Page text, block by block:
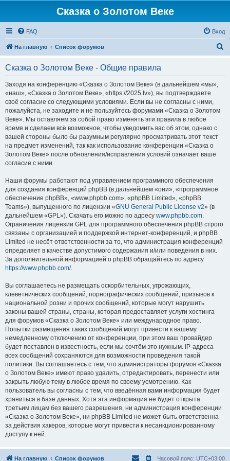
Сказка о Золотом Веке
FAQ Вход
На главную Список форумов
Сказка о Золотом Веке - Общие правила
Заходя на конференцию «Сказка о Золотом Веке» (в дальнейшем «мы»,
«наш», «Сказка о Золотом Веке», «https://2025.lv»), вы подтверждаете
своё согласие со следующими условиями. Если вы не согласны с ними,
пожалуйста, не заходите и не пользуйтесь форумами «Сказка о Золотом
Веке». Мы оставляем за собой право изменять эти правила в любое
время и сделаем всё возможное, чтобы уведомить вас об этом, однако с
вашей стороны было бы разумным регулярно просматривать этот текст
на предмет изменений, так как использование конференции «Сказка о
Золотом Веке» после обновления/исправления условий означает ваше
согласие с ними.
Наши форумы работают под управлением программного обеспечения
для создания конференций phpBB (в дальнейшем «они», «программное
обеспечение phpBB», «www.phpbb.com», «phpBB Limited», «phpBB
Teams»), выпущенного по лицензии «GNU General Public License v2» (в
дальнейшем «GPL»). Скачать его можно по адресу www.phpbb.com.
Ограничения лицензии GPL для программного обеспечения phpBB строго
связаны с организацией и поддержкой интернет-конференций, и phpBB
Limited не несёт ответственности за то, что администрация конференций
определяет в качестве допустимого содержания и/или поведения в них.
За дополнительной информацией о phpBB обращайтесь по адресу
https://www.phpbb.com/.
Вы соглашаетесь не размещать оскорбительных, угрожающих,
клеветнических сообщений, порнографических сообщений, призывов к
национальной розни и прочих сообщений, которые могут нарушить
законы вашей страны, страны, которая предоставляет услуги хостинга
для форумов «Сказка о Золотом Веке» или международное право.
Попытки размещения таких сообщений могут привести к вашему
немедленному отключению от конференции, при этом ваш провайдер
будет поставлен в известность, если мы сочтём это нужным. IP-адреса
всех сообщений сохраняются для возможности проведения такой
политики. Вы соглашаетесь с тем, что администраторы форумов «Сказка
о Золотом Веке» имеют право удалить, отредактировать, перенести или
закрыть любую тему в любое время по своему усмотрению. Как
пользователь вы согласны с тем, что введённая вами информация будет
храниться в базе данных. Хотя эта информация не будет открыта
третьим лицам без вашего разрешения, ни администрация конференции
«Сказка о Золотом Веке», ни phpBB Limited не может быть ответственна
за действия хакеров, которые могут привести к несанкционированному
доступу к ней.
На главную Список форумов Часовой пояс: UTC+03:00